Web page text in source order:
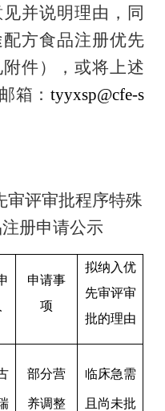
并说明理由，同
方食品注册优先
件），或将上述
箱： tyyxsp@cfe-s
审评审批程序特殊
册申请公示
申请事
项
拟纳入优
先审评审
批的理由
部分营
养调整
临床急需
且尚未批